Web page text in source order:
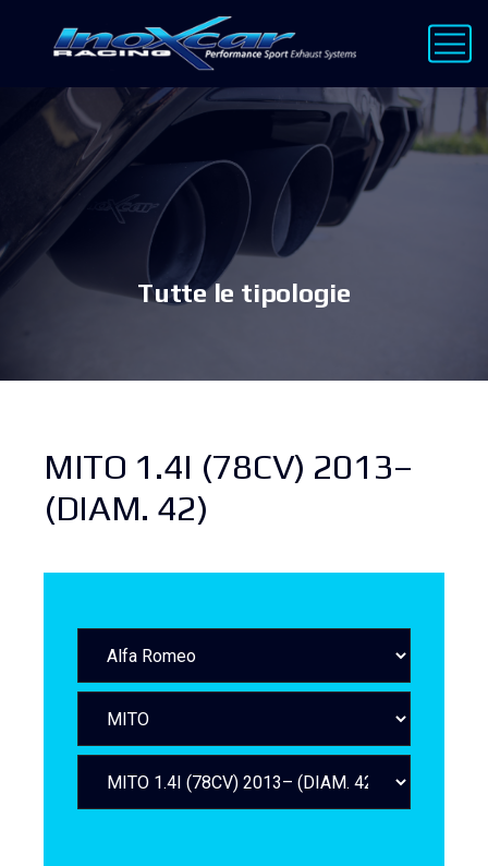
Tutte le tipologie
MITO 1.4I (78CV) 2013–
(DIAM. 42)